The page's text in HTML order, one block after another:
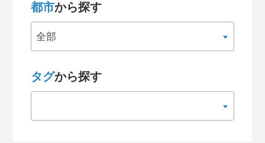
都市から探す
全部
タグから探す